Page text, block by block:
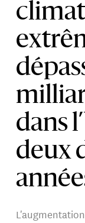
dans
deux